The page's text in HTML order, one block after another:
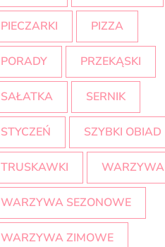
PIECZARKI PIZZA
PORADY PRZEKĄSKI
SAŁATKA SERNIK
STYCZEŃ SZYBKI OBIAD
TRUSKAWKI WARZYWA
WARZYWA SEZONOWE
WARZYWA ZIMOWE